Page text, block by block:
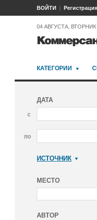
ВОЙТИ Регистрация
04 АВГУСТА, ВТОРНИК
КАТЕГОРИИ
ДАТА
с
по
ИСТОЧНИК
МЕСТО
АВТОР